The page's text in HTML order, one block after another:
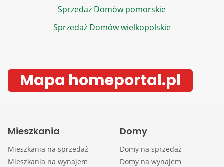
Sprzedaż Domów pomorskie
Sprzedaż Domów wielkopolskie
Mapa homeportal.pl
Mieszkania
Mieszkania na sprzedaż
Mieszkania na wynajem
Domy
Domy na sprzedaż
Domy na wynajem